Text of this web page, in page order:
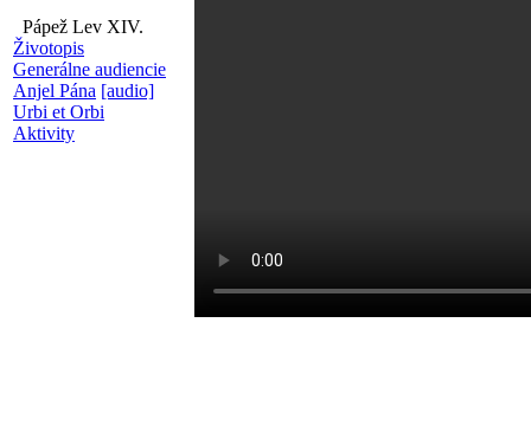
Pápež Lev XIV.
Životopis
Generálne audiencie
Anjel Pána [audio]
Urbi et Orbi
Aktivity